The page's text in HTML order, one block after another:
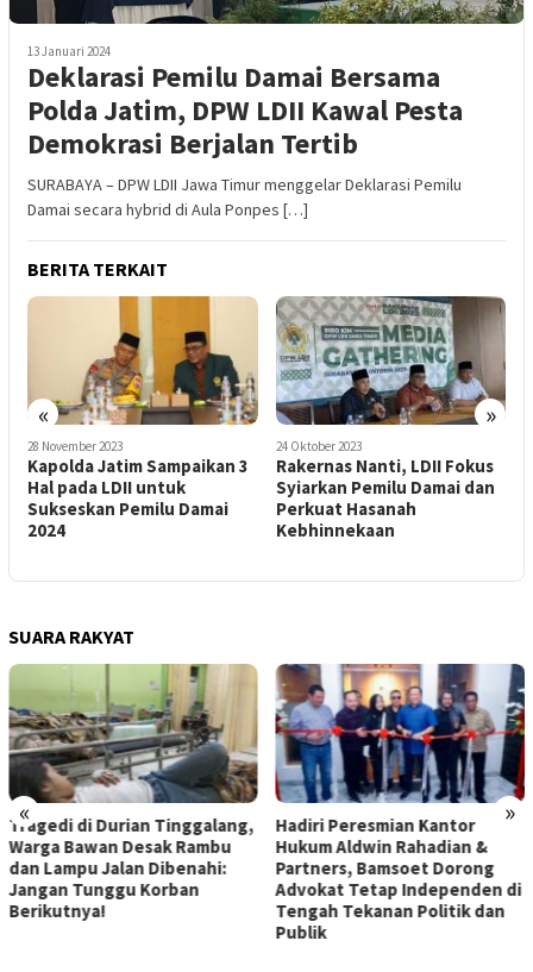
13 Januari 2024
Deklarasi Pemilu Damai Bersama
Polda Jatim, DPW LDII Kawal Pesta
Demokrasi Berjalan Tertib
SURABAYA – DPW LDII Jawa Timur menggelar Deklarasi Pemilu
Damai secara hybrid di Aula Ponpes […]
BERITA TERKAIT
« »
24 Oktober 2023
Rakernas Nanti, LDII Fokus
Syiarkan Pemilu Damai dan
Perkuat Hasanah
Kebhinnekaan
7 September 2023
Bakesbangpol Jatim
Peringatkan Masyarakat
Agar Tak Picu
Ketidakstabilan di Tahun
SUARA RAKYAT
« »
Hadiri Peresmian Kantor
Hukum Aldwin Rahadian &
Partners, Bamsoet Dorong
Advokat Tetap Independen di
Tengah Tekanan Politik dan
Donor Darah Ramadhan dan
Pemeriksaan Kesehatan
Gratis, Upaya Alumni ITS
untuk Kemanusiaan